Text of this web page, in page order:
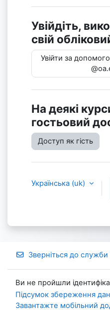
Увійдіть,
свій
Увійти за
На деякі
гостьовий
Доступ як гість
Українська ‎(uk)‎
Зверніться до
Ви не пройшли
Підсумок збереження
Завантажте мобільний